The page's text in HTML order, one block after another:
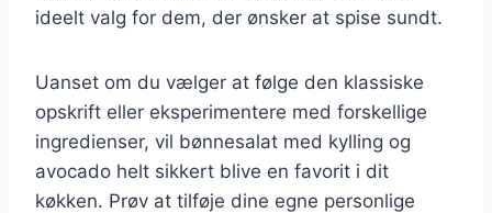
ideelt valg for dem, der ønsker at spise sundt.
Uanset om du vælger at følge den klassiske
opskrift eller eksperimentere med forskellige
ingredienser, vil bønnesalat med kylling og
avocado helt sikkert blive en favorit i dit
køkken. Prøv at tilføje dine egne personlige